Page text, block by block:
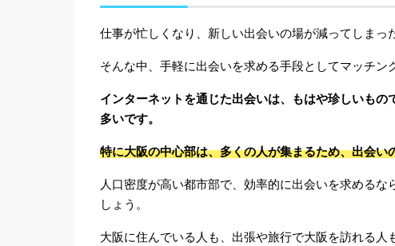
仕事が忙しくなり、新しい出会いの場が減ってしまっ
そんな中、手軽に出会いを求める手段としてマッチン
インターネットを通じた出会いは、もはや珍しいも
多いです。
特に大阪の中心部は、多くの人が集まるため、出会い
人口密度が高い都市部で、効率的に出会いを求める
しょう。
大阪に住んでいる人も、出張や旅行で大阪を訪れる人